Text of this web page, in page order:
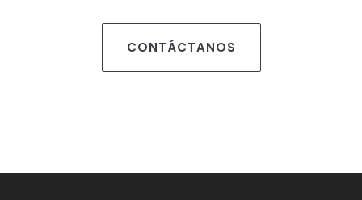
CONTÁCTANOS